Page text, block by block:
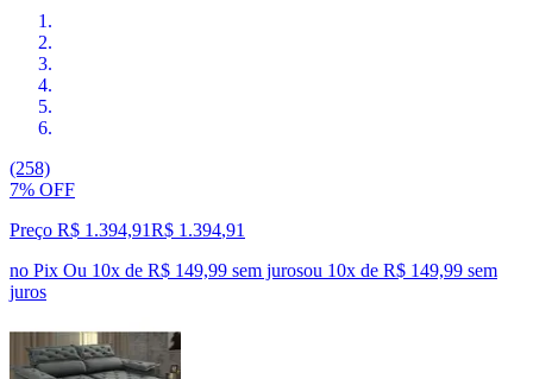
(258)
7% OFF
Preço R$ 1.394,91R$ 1.394,91
no Pix Ou 10x de R$ 149,99 sem jurosou 10x de R$ 149,99 sem
juros